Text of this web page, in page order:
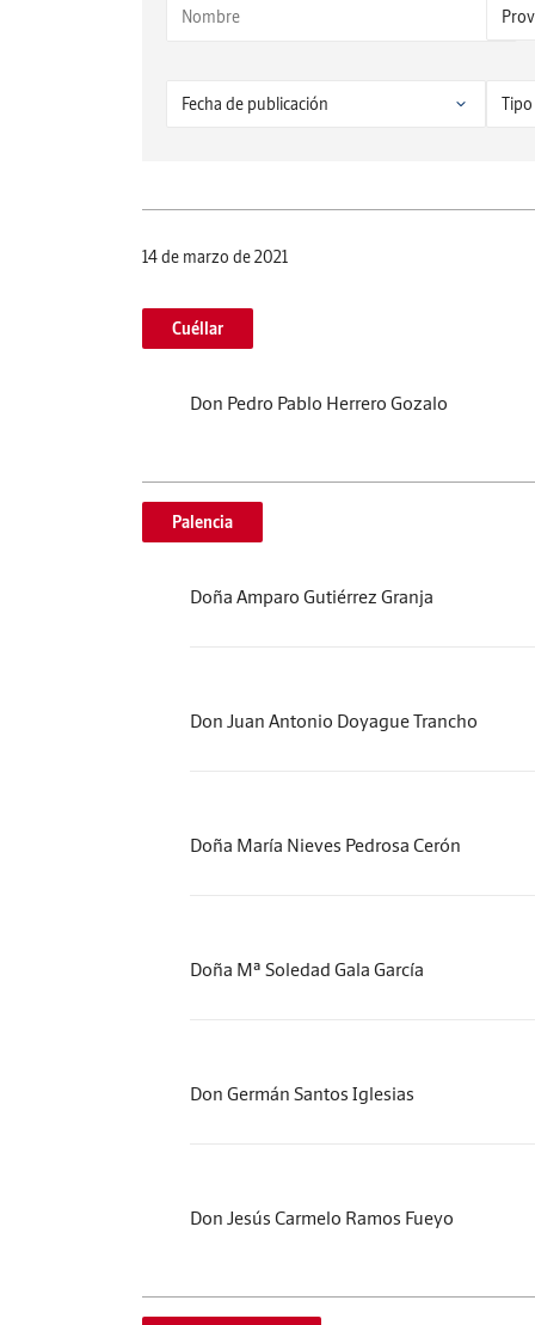
14 de marzo de 2021
Cuéllar
Don Pedro Pablo Herrero Gozalo
Palencia
Doña Amparo Gutiérrez Granja
Don Juan Antonio Doyague Trancho
Doña María Nieves Pedrosa Cerón
Doña Mª Soledad Gala García
Don Germán Santos Iglesias
Don Jesús Carmelo Ramos Fueyo